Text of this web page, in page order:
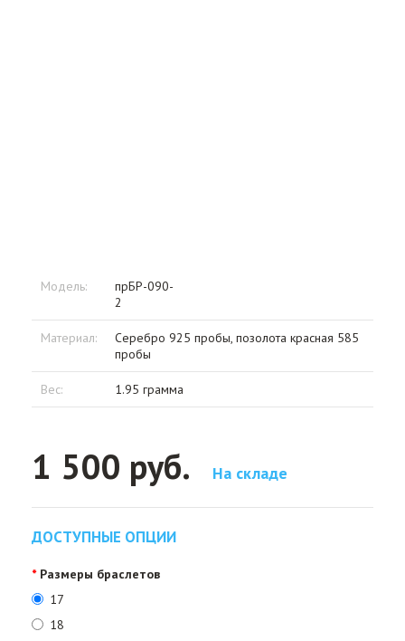
Модель:
прБР-090-
2
Материал:
Серебро 925 пробы, позолота красная 585
пробы
Вес: 1.95 грамма
1 500 руб. На складе
ДОСТУПНЫЕ ОПЦИИ
Размеры браслетов
17
18